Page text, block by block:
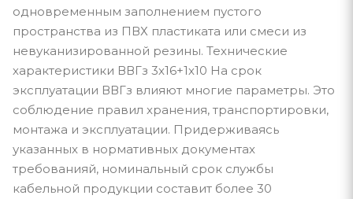
одновременным заполнением пустого
пространства из ПВХ пластиката или смеси из
невуканизированной резины. Технические
характеристики ВВГз 3х16+1х10 На срок
эксплуатации ВВГз влияют многие параметры. Это
соблюдение правил хранения, транспортировки,
монтажа и эксплуатации. Придерживаясь
указанных в нормативных документах
требованияй, номинальный срок службы
кабельной продукции составит более 30